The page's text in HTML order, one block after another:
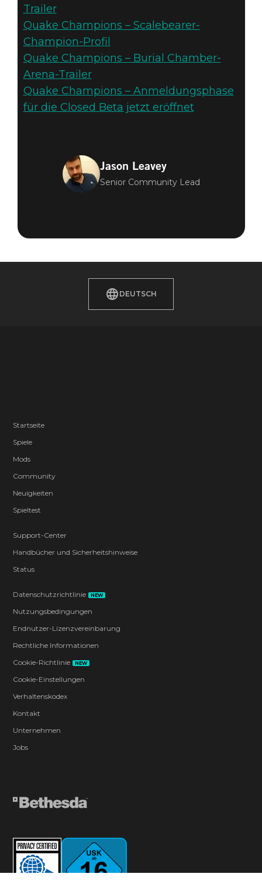
Trailer
Quake Champions – Scalebearer-
Champion-Profil
Quake Champions – Burial Chamber-
Arena-Trailer
Quake Champions – Anmeldungsphase
für die Closed Beta jetzt eröffnet
Jason Leavey
Senior Community Lead
DEUTSCH
Startseite
Spiele
Mods
Community
Neuigkeiten
Spieltest
Support-Center
Handbücher und Sicherheitshinweise
Status
Datenschutzrichtlinie NEW
Nutzungsbedingungen
Endnutzer-Lizenzvereinbarung
Rechtliche Informationen
Cookie-Richtlinie
NEW
Cookie-Einstellungen
Verhaltenskodex
Kontakt
Unternehmen
Jobs